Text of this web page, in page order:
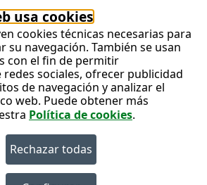
usa cookies
cookies técnicas necesarias para
navegación. También se usan
con el fin de permitir
sociales, ofrecer publicidad
de navegación y analizar el
web. Puede obtener más
Política de cookies.